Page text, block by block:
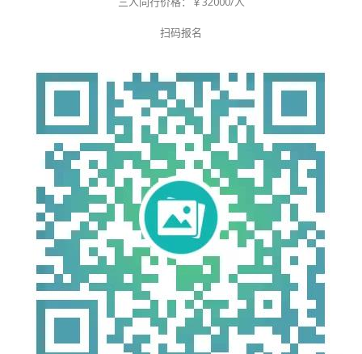
扫码报名